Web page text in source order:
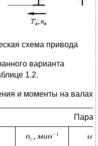
схема привода
варианта
1.2.
и моменты на валах